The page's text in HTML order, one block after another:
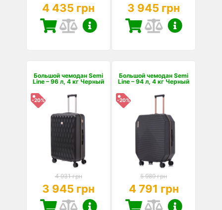
4 435 грн 3 945 грн
Большой чемодан Semi
Line – 96 л, 4 кг Черный
-20%
4 931 грн
3 945 грн
Большой чемодан Semi
Line – 94 л, 4 кг Черный
-20%
5 989 грн
4 791 грн